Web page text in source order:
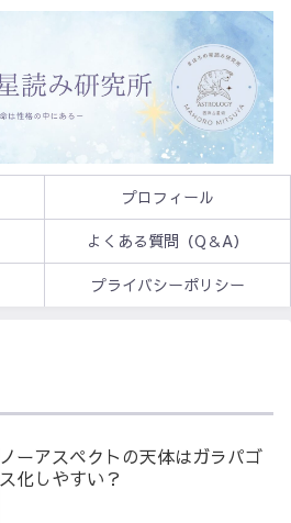
プロフィール
よくある質問（Q＆A）
プライバシーポリシー
ノーアスペクトの天体はガラパゴ
ス化しやすい？